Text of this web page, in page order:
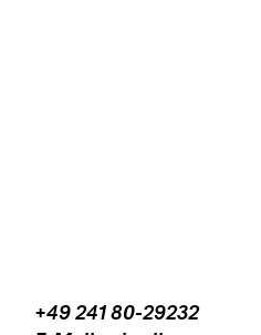
Work
Telefon:
+49 241 80-29232